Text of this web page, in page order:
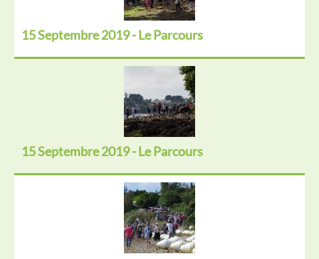
15 Septembre 2019 - Le Parcours
15 Septembre 2019 - Le Parcours